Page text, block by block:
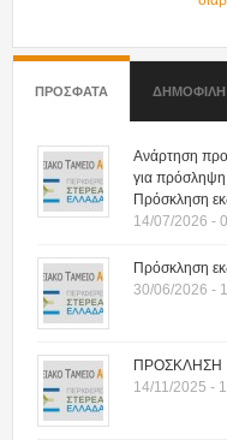
ΠΡΟΣΦΑΤΑ (ΕΝΕΡΓΗΔΗΜΟΦΙΛΗ
Ανάρτηση
για
Πρόσκληση
14/07/2026 -
Πρόσκληση
30/06/2026 -
ΠΡΟΣΚΛΗΣΗ
14/11/2025 -